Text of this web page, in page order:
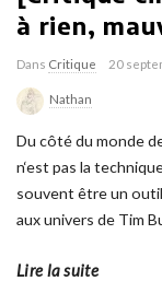
à rien,
Dans Critique 20
Nathan
Du côté du monde
n‘est pas la
souvent être un
aux univers de Tim
Lire la suite